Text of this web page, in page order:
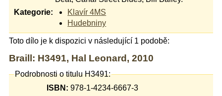
Kategorie:
Klavír 4MS
Hudebniny
Toto dílo je k dispozici v následující 1 podobě:
Braill: H3491, Hal Leonard, 2010
Podrobnosti o titulu H3491:
ISBN: 978-1-4234-6667-3